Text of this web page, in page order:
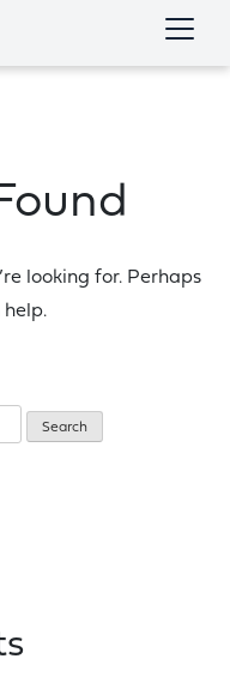
looking for. Perhaps
help.